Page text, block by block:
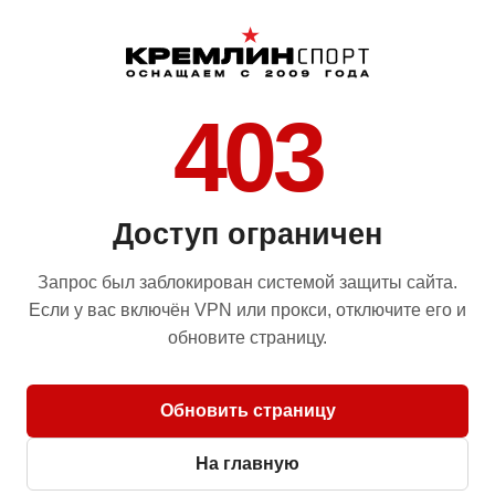
403
Доступ ограничен
Запрос был заблокирован системой защиты сайта.
Если у вас включён VPN или прокси, отключите его и
обновите страницу.
Обновить страницу
На главную